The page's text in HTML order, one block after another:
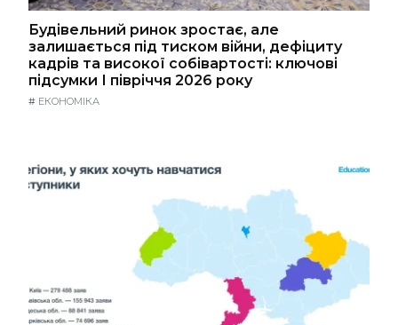
Будівельний ринок зростає, але
залишається під тиском війни, дефіциту
кадрів та високої собівартості: ключові
підсумки І півріччя 2026 року
# ЕКОНОМІКА